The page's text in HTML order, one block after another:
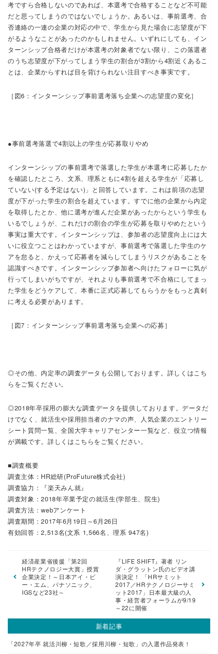
考ですら合格しないのであれば、本選考で合格することなど不可能
だと思ってしまうのではないでしょうか。あるいは、事前選考、合
否連絡の一連の企業の対応の中で、学生から見た場合に志望度が下
がるようなことがあったのかもしれません。いずれにしても、イン
ターンシップ合格者だけが本選考の対象者でない限り、この落選者
のうち志望度が下がってしまう学生の割合が3割から4割近くあるこ
とは、企業からすれば目を背けられない注目すべき事実です。
［図6：インターンシップ事前選考落ち企業への志望度の変化］
●事前選考落選で4割以上の学生が応募取りやめ
インターンシップの事前選考で落選した学生が本選考に応募したか
を確認したところ、文系、理系ともに4割を超える学生が「応募し
ていない(する予定はない)」と回答しています。これは前項の志望
度が下がった学生の割合を超えています。すでに他の企業から内定
を取得したとか、他に選考が進んだ企業があったからという学生も
いるでしょうが、これだけの割合の学生が応募を取りやめたという
事実は重大です。インターンシップは、参加者の志望度向上には大
いに役立つことはわかっていますが、事前選考で落選した学生のケ
アを怠ると、かえって応募者を減らしてしまうリスクがあることを
認識すべきです。インターンシップ参加者へ向けたフォローに気が
行ってしまいがちですが、それよりも事前選考で不合格にしてまっ
た学生をどうケアして、本番に正式応募してもらうかをもっと真剣
に考える必要があります。
［図7：インターンシップ事前選考落ち企業への応募］
◎その他、内定率の調査データも公開しております。詳しくはこち
らをご覧ください。
◎2018年卒採用の膨大な調査データを提供しております。データだ
けでなく、就活生や採用担当者のナマの声、人気企業のエントリー
シート質問一覧、全国大学キャリアセンター一覧など、役立つ情報
が満載です。詳しくはこちらをご覧ください。
■調査概要
調査主体：HR総研(ProFuture株式会社)
調査協力：『楽天みん就』
調査対象：2018年卒業予定の就活生(学部生、院生)
調査方法：webアンケート
調査期間：2017年6月19日～6月26日
有効回答：2,513名(文系 1,566名、理系 947名)
経済産業省後援「第2回
HRテクノロジー大賞」授賞
企業決定！～日本アイ・ビ
ー・エム、パナソニック、
IGSなど23社～
『LIFE SHIFT』著者 リン
ダ・グラットン氏のビデオ講
演決定！ 「HRサミット
2017／HRテクノロジーサミ
ット2017」日本最大級の人
事・経営者フォーラムが9/19
～22に開催
新着記事
「2027年卒 就活川柳・短歌／採用川柳・短歌」の入選作品発表！